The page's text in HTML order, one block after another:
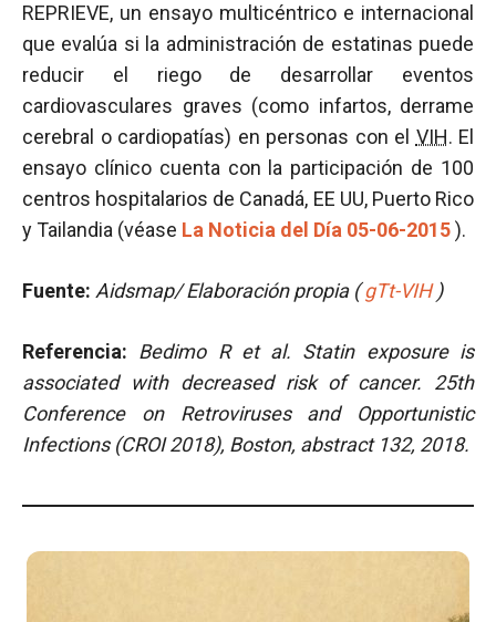
REPRIEVE, un ensayo multicéntrico e internacional
que evalúa si la administración de estatinas puede
reducir el riego de desarrollar eventos
cardiovasculares graves (como infartos, derrame
cerebral o cardiopatías) en personas con el VIH. El
ensayo clínico cuenta con la participación de 100
centros hospitalarios de Canadá, EE UU, Puerto Rico
y Tailandia (véase La Noticia del Día 05-06-2015).
Fuente: Aidsmap/ Elaboración propia ( gTt-VIH )
Referencia: Bedimo R et al. Statin exposure is
associated with decreased risk of cancer.
25th
Conference on Retroviruses and Opportunistic
Infections (CROI 2018), Boston, abstract 132, 2018.